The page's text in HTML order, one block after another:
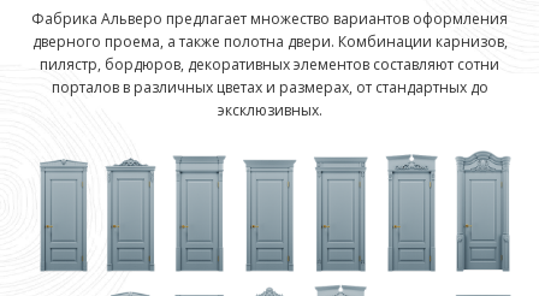
Фабрика Альверо предлагает множество вариантов оформления
дверного проема, а также полотна двери. Комбинации карнизов,
пилястр, бордюров, декоративных элементов составляют сотни
порталов в различных цветах и размерах, от стандартных до
эксклюзивных.